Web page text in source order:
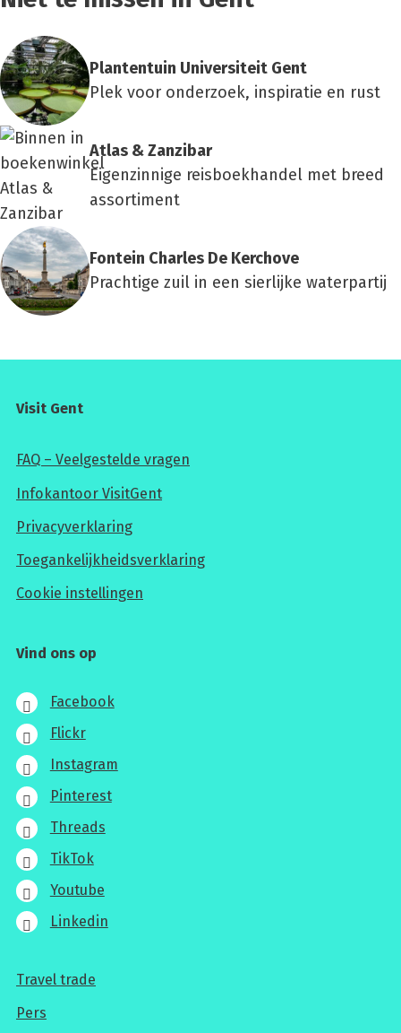
Plan­ten­tuin Uni­ver­si­teit Gent
Plek voor onderzoek, inspiratie en rust
Atlas & Zan­zi­bar
Eigenzinnige reisboekhandel met breed
assortiment
Fon­tein Char­les De Ker­cho­ve
Prachtige zuil in een sierlijke waterpartij
Visit Gent
FAQ – Veelgestelde vragen
Infokantoor VisitGent
Privacyverklaring
Toegankelijkheidsverklaring
Cookie instellingen
Vind ons op
Facebook
Flickr
Instagram
Pinterest
Threads
TikTok
Youtube
Linkedin
Voor
professionals
Travel trade
Pers